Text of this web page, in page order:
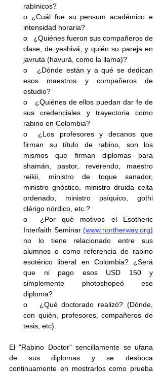
rabínicos?
o ¿Cuál fue su pensum académico e
intensidad horaria?
o   ¿Quiénes fueron sus compañeros de
clase, de yeshivá, y quién su pareja en
javruta (havurá, como la llama)?
o   ¿Dónde están y a qué se dedican
esos maestros y compañeros de
estudio?
o   ¿Quiénes de ellos puedan dar fe de
sus credenciales y trayectoria como
rabino en Colombia?
o  ¿Los profesores y decanos que
firman su título de rabino, son los
mismos que firman diplomas para
shamán, pastor, reverendo, maestro
reikii, ministro de toque sanador,
ministro gnóstico, ministro druida celta
ordenado, ministro psíquico, gothi
clérigo nórdico, etc.?
o  ¿Por qué motivos el Esotheric
Interfaith Seminar (www.northerway.org)
no lo tiene relacionado entre sus
alumnos o como referencia de rabino
esotérico liberal en Colombia? ¿Será
que ni pago esos USD 150 y
simplemente photoshopeó ese
diploma?
o   ¿Qué doctorado realizó? (Dónde,
con quién, profesores, compañeros de
tesis, etc).
El "Rabino Doctor" sencillamente se ufana
de sus diplomas y se desboca
continuamente en mostrarlos como prueba